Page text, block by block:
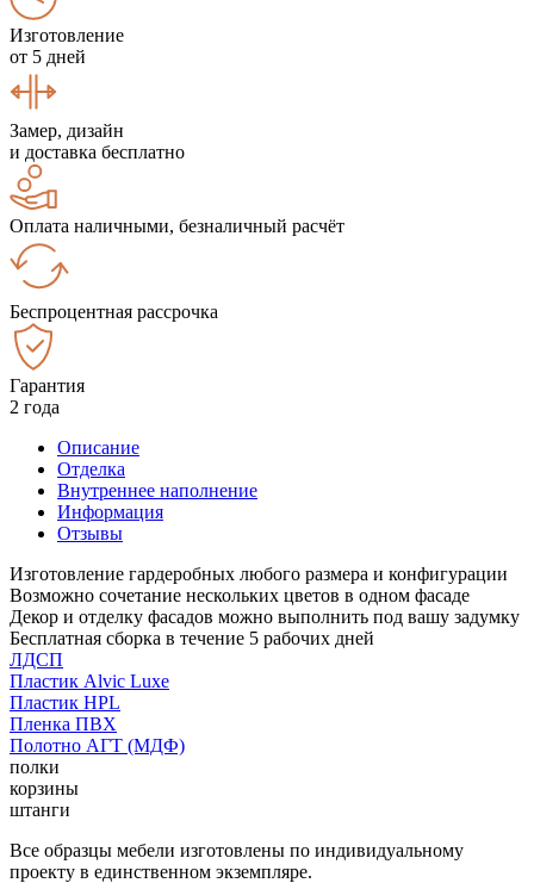
Изготовление
от 5 дней
Замер, дизайн
и доставка бесплатно
Оплата наличными, безналичный расчёт
Беспроцентная рассрочка
Гарантия
2 года
Описание
Отделка
Внутреннее наполнение
Информация
Отзывы
Изготовление гардеробных любого размера и конфигурации
Возможно сочетание нескольких цветов в одном фасаде
Декор и отделку фасадов можно выполнить под вашу задумку
Бесплатная сборка в течение 5 рабочих дней
ЛДСП
Пластик Alvic Luxe
Пластик HPL
Пленка ПВХ
Полотно АГТ (МДФ)
полки
корзины
штанги
Все образцы мебели изготовлены по индивидуальному
проекту в единственном экземпляре.